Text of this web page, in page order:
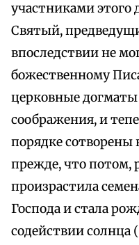
участниками этого
Святый,
впоследствии не
божественному
церковные
соображения, и
порядке
прежде, что потом,
произрастила
Господа и стала
содействии солнца